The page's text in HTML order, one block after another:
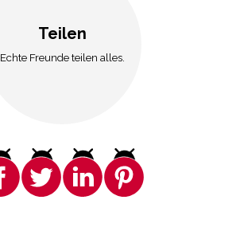
Teilen
Echte Freunde teilen alles.